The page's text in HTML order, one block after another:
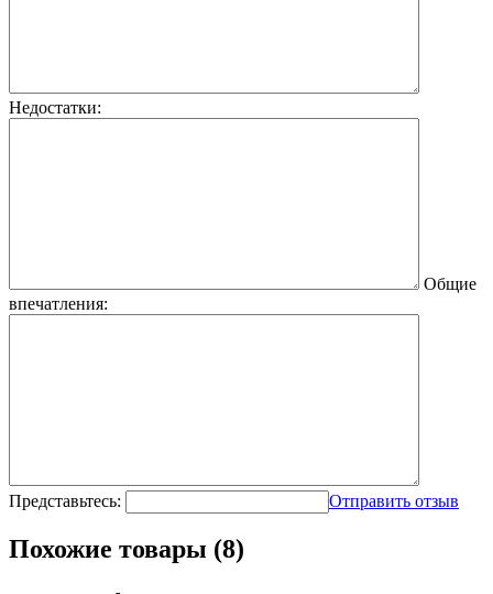
Недостатки:
Общие
впечатления:
Представьтесь: Отправить отзыв
Похожие товары (8)